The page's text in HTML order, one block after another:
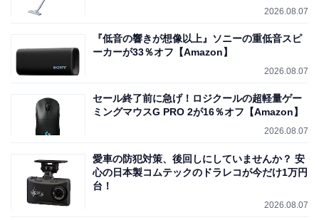
2026.08.07
『低音の響きが想像以上』ソニーの重低音スピ
ーカーが33％オフ【Amazon】
2026.08.07
セール終了前に急げ！ロジクールの超軽量ゲー
ミングマウスG PRO 2が16％オフ【Amazon】
2026.08.07
愛車の防犯対策、後回しにしていませんか？ 安
心の日本製コムテックのドラレコが今だけ1万円
台！
2026.08.07